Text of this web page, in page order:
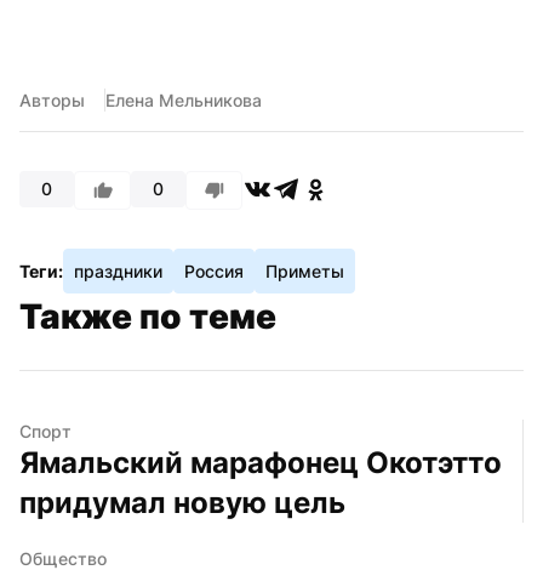
Авторы Елена Мельникова
0 0
Теги: праздники Россия Приметы
Также по теме
Спорт
Ямальский марафонец Окотэтто
придумал новую цель
Общество